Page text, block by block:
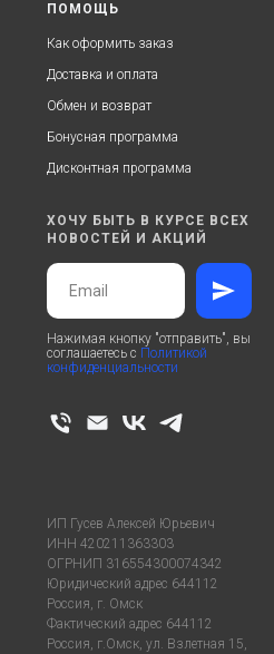
ПОМОЩЬ
Как оформить заказ
Доставка и оплата
Обмен и возврат
Бонусная программа
Дисконтная программа
ХОЧУ БЫТЬ В КУРСЕ ВСЕХ
НОВОСТЕЙ И АКЦИЙ
Нажимая кнопку "отправить", вы
соглашаетесь с Политикой
конфиденциальности
ИП Гусев Алексей Юрьевич
ИНН 420211363303
ОГРНИП 316554300074342
Юридический адрес 644112
Россия, г. Омск
Фактический адрес 644112
Россия, г.Омск, ул. Взлетная 15,